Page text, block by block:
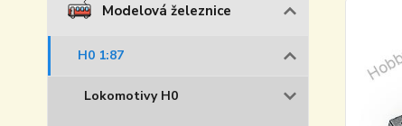
Modelová železnice
H0 1:87
Lokomotivy H0